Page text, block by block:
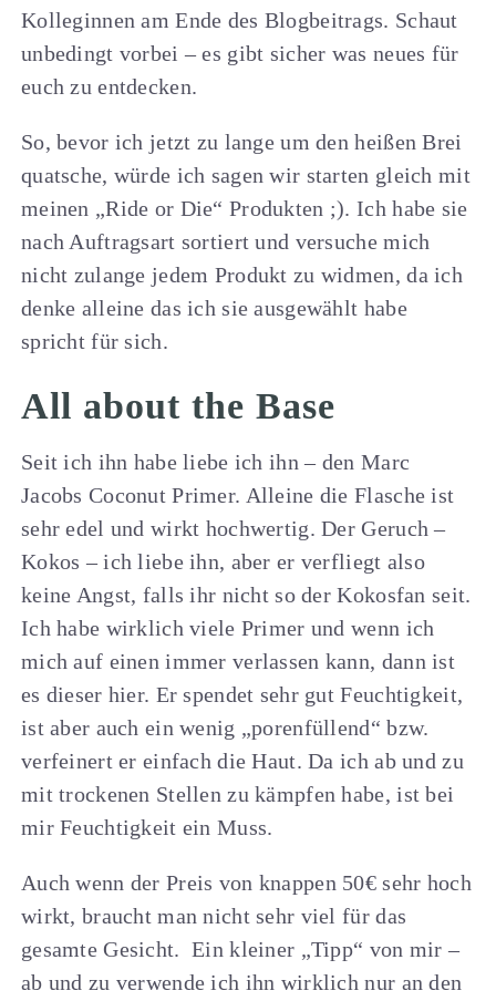
Kolleginnen am Ende des Blogbeitrags. Schaut
unbedingt vorbei – es gibt sicher was neues für
euch zu entdecken.
So, bevor ich jetzt zu lange um den heißen Brei
quatsche, würde ich sagen wir starten gleich mit
meinen „Ride or Die“ Produkten ;). Ich habe sie
nach Auftragsart sortiert und versuche mich
nicht zulange jedem Produkt zu widmen, da ich
denke alleine das ich sie ausgewählt habe
spricht für sich.
All about the Base
Seit ich ihn habe liebe ich ihn – den Marc
Jacobs Coconut Primer. Alleine die Flasche ist
sehr edel und wirkt hochwertig. Der Geruch –
Kokos – ich liebe ihn, aber er verfliegt also
keine Angst, falls ihr nicht so der Kokosfan seit.
Ich habe wirklich viele Primer und wenn ich
mich auf einen immer verlassen kann, dann ist
es dieser hier. Er spendet sehr gut Feuchtigkeit,
ist aber auch ein wenig „porenfüllend“ bzw.
verfeinert er einfach die Haut. Da ich ab und zu
mit trockenen Stellen zu kämpfen habe, ist bei
mir Feuchtigkeit ein Muss.
Auch wenn der Preis von knappen 50€ sehr hoch
wirkt, braucht man nicht sehr viel für das
gesamte Gesicht. Ein kleiner „Tipp“ von mir –
ab und zu verwende ich ihn wirklich nur an den